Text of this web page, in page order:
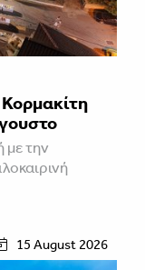
με την
15 August 2026